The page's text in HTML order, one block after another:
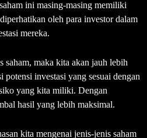
ini masing-masing memiliki
oleh para investor dalam
mereka.
saham, maka kita akan jauh lebih
investasi yang sesuai dengan
yang kita miliki. Dengan
hasil yang lebih maksimal.
kita mengenai jenis-jenis saham